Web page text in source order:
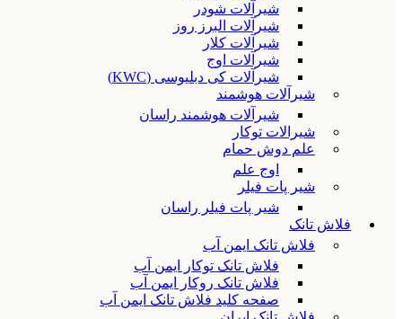
شیرآلات شودر
شیرآلات البرز روز
شیرآلات کلار
شیرآلات اوج
شیرآلات کی دبلیوسی (KWC)
شیرآلات هوشمند
شیرآلات هوشمند راسان
شیرالات توکار
علم دوش حمام
اوج علم
شیر پات فیلر
شیر پات فیلر راسان
فلاش تانک
فلاش تانک ایمن آب
فلاش تانک توکار ایمن آب
فلاش تانک روکار ایمن آب
صفحه کلید فلاش تانک ایمن آب